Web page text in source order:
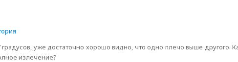
уже достаточно хорошо видно, что одно плечо выше другого.
излечение?